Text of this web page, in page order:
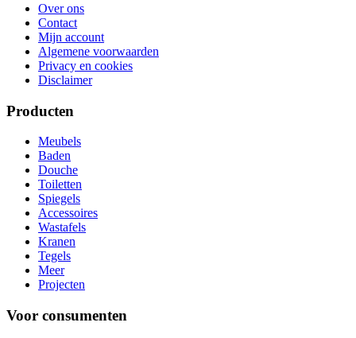
Over ons
Contact
Mijn account
Algemene voorwaarden
Privacy en cookies
Disclaimer
Producten
Meubels
Baden
Douche
Toiletten
Spiegels
Accessoires
Wastafels
Kranen
Tegels
Meer
Projecten
Voor consumenten